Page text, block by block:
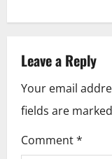
n
a
v
i
g
Leave a Reply
Your email
fields are marked
Comment*